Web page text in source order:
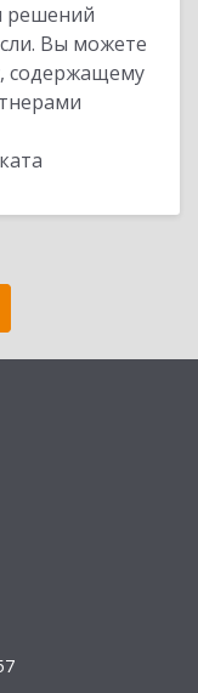
решений
Вы можете
содержащему